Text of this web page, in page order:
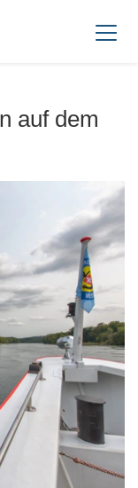
auf dem